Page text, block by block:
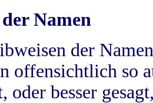
Namen
der
offensichtlich so
oder besser